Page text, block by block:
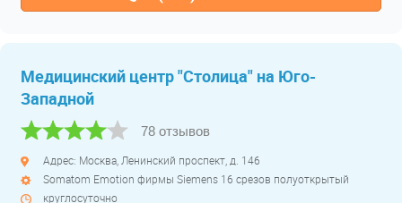
Медицинский центр "Столица" на Юго-
Западной
78 отзывов
Адрес: Москва, Ленинский проспект, д. 146
Somatom Emotion фирмы Siemens 16 срезов полуоткрытый
круглосуточно